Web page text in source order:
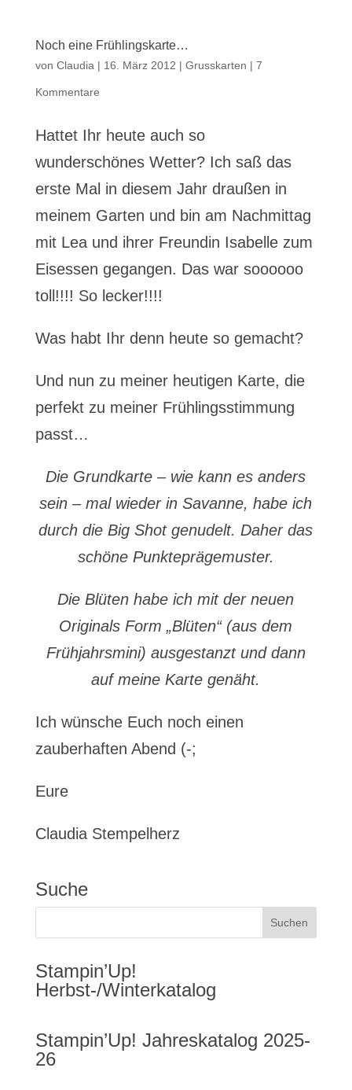
Noch eine Frühlingskarte…
von Claudia | 16. März 2012 | Grusskarten | 7
Kommentare
Hattet Ihr heute auch so
wunderschönes Wetter? Ich saß das
erste Mal in diesem Jahr draußen in
meinem Garten und bin am Nachmittag
mit Lea und ihrer Freundin Isabelle zum
Eisessen gegangen. Das war soooooo
toll!!!! So lecker!!!!
Was habt Ihr denn heute so gemacht?
Und nun zu meiner heutigen Karte, die
perfekt zu meiner Frühlingsstimmung
passt…
Die Grundkarte – wie kann es anders
sein – mal wieder in Savanne, habe ich
durch die Big Shot genudelt. Daher das
schöne Punkteprägemuster.
Die Blüten habe ich mit der neuen
Originals Form „Blüten“ (aus dem
Frühjahrsmini) ausgestanzt und dann
auf meine Karte genäht.
Ich wünsche Euch noch einen
zauberhaften Abend (-;
Eure
Claudia Stempelherz
Suche
Stampin’Up!
Herbst-/Winterkatalog
Stampin’Up! Jahreskatalog 2025-
26